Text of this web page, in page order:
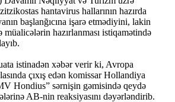
hantavirus hallarının hazırda
başlanğıcına işarə etmədiyini, lakin
müalicələrin hazırlanması istiqamətində
istinadən xəbər verir ki, Avropa
çıxış edən komissar Hollandiya
Hondius” sərnişin gəmisində qeydə
AB-nin reaksiyasını dəyərləndirib.